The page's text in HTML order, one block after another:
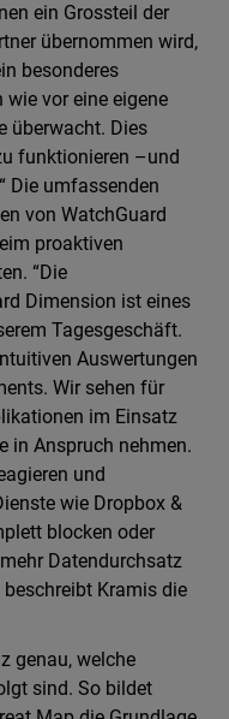
ein Grossteil der
übernommen wird,
besonderes
wie vor eine eigene
überwacht. Dies
funktionieren –und
Die umfassenden
von WatchGuard
proaktiven
“Die
Dimension ist eines
Tagesgeschäft.
Auswertungen
Wir sehen für
im Einsatz
in Anspruch nehmen.
und
wie Dropbox &
blocken oder
Datendurchsatz
Kramis die
genau, welche
sind. So bildet